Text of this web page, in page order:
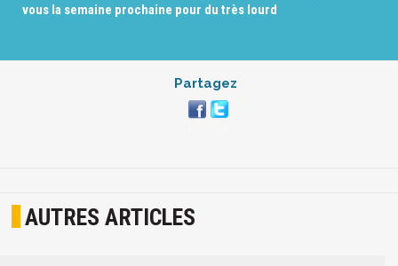
vous la semaine prochaine pour du très lourd
Partagez
AUTRES ARTICLES